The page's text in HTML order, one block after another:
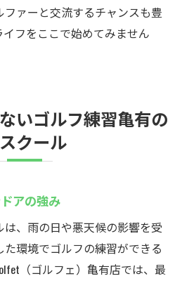
ァーと交流するチャンスも豊
フをここで始めてみません
いゴルフ練習亀有の
クール
アの強み
、雨の日や悪天候の影響を受
環境でゴルフの練習ができる
（ゴルフェ）亀有店では、最